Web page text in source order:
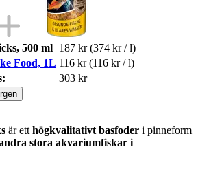
500 ml 187 kr (374 kr / l)
Food, 1L 116 kr (116 kr / l)
303 kr
är ett högkvalitativt basfoder i pinneform
stora akvariumfiskar i